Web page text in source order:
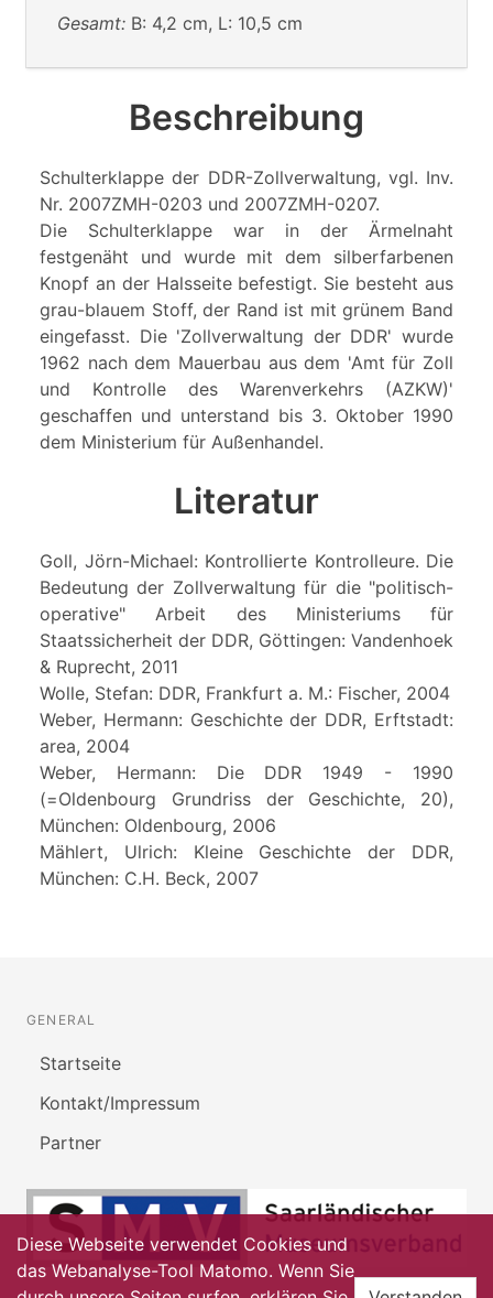
Gesamt: B: 4,2 cm, L: 10,5 cm
Beschreibung
Schulterklappe der DDR-Zollverwaltung, vgl. Inv.
Nr. 2007ZMH-0203 und 2007ZMH-0207.
Die Schulterklappe war in der Ärmelnaht
festgenäht und wurde mit dem silberfarbenen
Knopf an der Halsseite befestigt. Sie besteht aus
grau-blauem Stoff, der Rand ist mit grünem Band
eingefasst. Die 'Zollverwaltung der DDR' wurde
1962 nach dem Mauerbau aus dem 'Amt für Zoll
und Kontrolle des Warenverkehrs (AZKW)'
geschaffen und unterstand bis 3. Oktober 1990
dem Ministerium für Außenhandel.
Literatur
Goll, Jörn-Michael: Kontrollierte Kontrolleure. Die
Bedeutung der Zollverwaltung für die "politisch-
operative" Arbeit des Ministeriums für
Staatssicherheit der DDR, Göttingen: Vandenhoek
& Ruprecht, 2011
Wolle, Stefan: DDR, Frankfurt a. M.: Fischer, 2004
Weber, Hermann: Geschichte der DDR, Erftstadt:
area, 2004
Weber, Hermann: Die DDR 1949 - 1990
(=Oldenbourg Grundriss der Geschichte, 20),
München: Oldenbourg, 2006
Mählert, Ulrich: Kleine Geschichte der DDR,
München: C.H. Beck, 2007
GENERAL
Startseite
Kontakt/Impressum
Partner
Diese Webseite verwendet Cookies und
das Webanalyse-Tool Matomo. Wenn Sie